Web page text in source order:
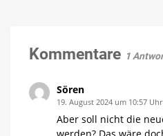
Kommentare 1
Sören
19. August 2024 um 10:57 Uhr
Aber soll nicht die